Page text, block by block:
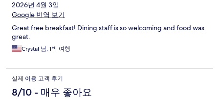
2026년 4월 3일
Google 번역 보기
Great free breakfast! Dining staff is so welcoming and food was
great.
Crystal 님, 1박 여행
실제 이용 고객 후기
8/10 - 매우 좋아요